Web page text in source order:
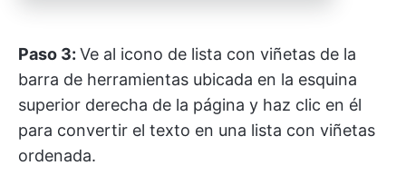
Paso 3: Ve al icono de lista con viñetas de la
barra de herramientas ubicada en la esquina
superior derecha de la página y haz clic en él
para convertir el texto en una lista con viñetas
ordenada.